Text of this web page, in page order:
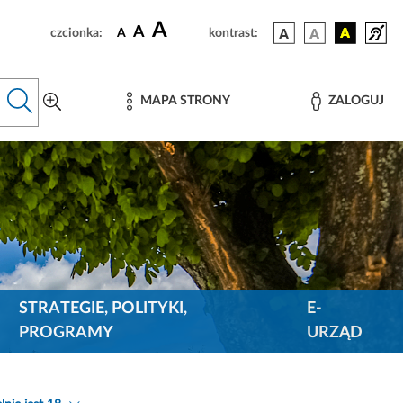
czcionka: A A A kontrast:
MAPA STRONY ZALOGUJ
STRATEGIE, POLITYKI,
PROGRAMY
E-
URZĄD